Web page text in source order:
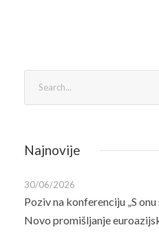
Najnovije
30/06/2026
Poziv na konferenciju „S
Novo promišljanje